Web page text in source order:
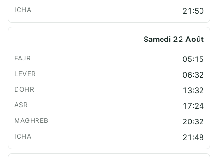
21:50
Samedi 22 Août
05:15
06:32
13:32
17:24
20:32
21:48